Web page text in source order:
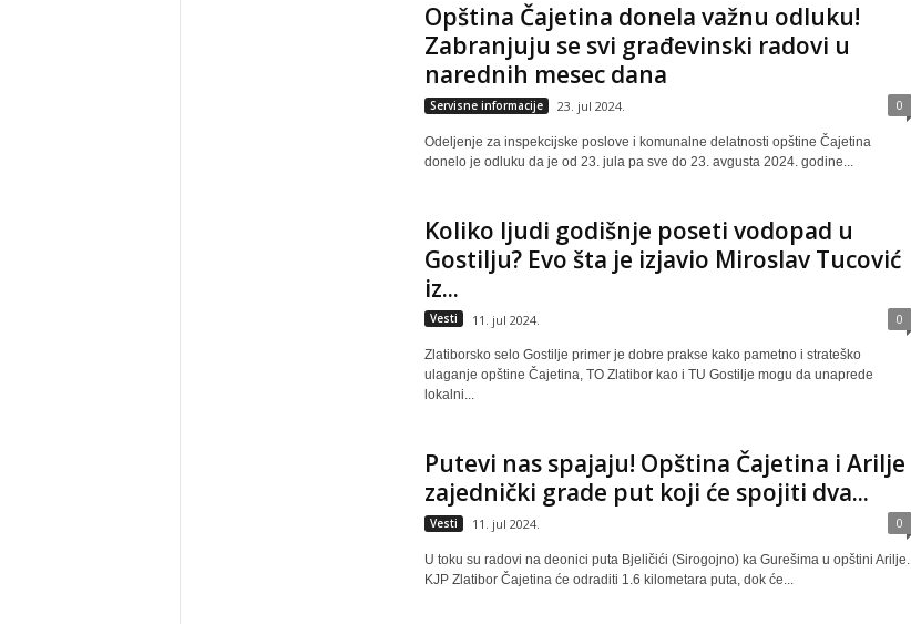
Opština Čajetina donela važnu odluku!
Zabranjuju se svi građevinski radovi u
narednih mesec dana
Servisne informacije 23. jul 2024. 0
Odeljenje za inspekcijske poslove i komunalne delatnosti opštine Čajetina
donelo je odluku da je od 23. jula pa sve do 23. avgusta 2024. godine...
Koliko ljudi godišnje poseti vodopad u
Gostilju? Evo šta je izjavio Miroslav Tucović
iz...
Vesti 11. jul 2024. 0
Zlatiborsko selo Gostilje primer je dobre prakse kako pametno i strateško
ulaganje opštine Čajetina, TO Zlatibor kao i TU Gostilje mogu da unaprede
lokalni...
Putevi nas spajaju! Opština Čajetina i Arilje
zajednički grade put koji će spojiti dva...
Vesti 11. jul 2024. 0
U toku su radovi na deonici puta Bjeličići (Sirogojno) ka Gurešima u opštini Arilje.
KJP Zlatibor Čajetina će odraditi 1.6 kilometara puta, dok će...